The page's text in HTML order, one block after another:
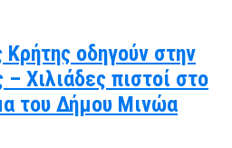
Κρήτης οδηγούν στην
Χιλιάδες πιστοί στο
του Δήμου Μινώα